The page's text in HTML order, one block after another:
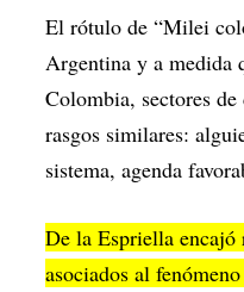
El rótulo de “Milei
Argentina y a medida
Colombia, sectores
rasgos similares:
sistema, agenda
De la Espriella encajó
asociados al